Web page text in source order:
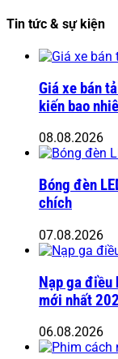
Tin tức & sự kiện
Giá xe bán
kiến bao
08.08.2026
Bóng đèn
chích
07.08.2026
Nạp ga điều
mới nhất
06.08.2026